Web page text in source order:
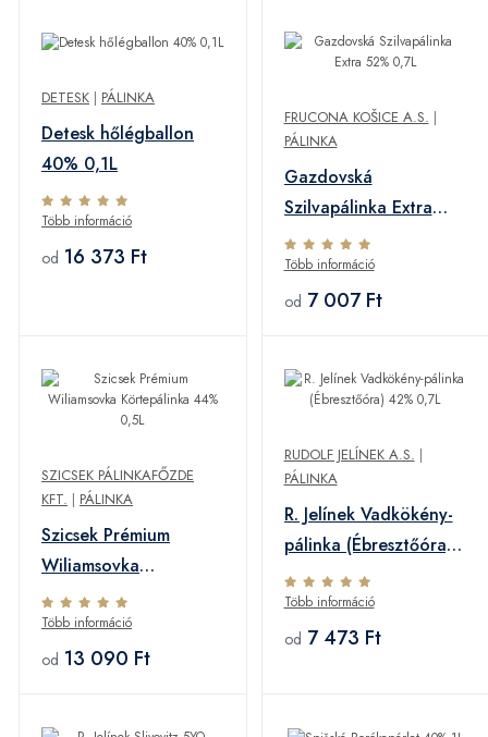
DETESK | PÁLINKA
Detesk hőlégballon
40% 0,1L
Több információ
od 16 373 Ft
FRUCONA KOŠICE A.S. |
PÁLINKA
Gazdovská
Szilvapálinka Extra
52% 0,7L
Több információ
od 7 007 Ft
SZICSEK PÁLINKAFŐZDE
KFT. | PÁLINKA
Szicsek Prémium
Wiliamsovka
Körtepálinka 44%
0,5L
Több információ
od 13 090 Ft
RUDOLF JELÍNEK A.S. |
PÁLINKA
R. Jelínek Vadkökény-
pálinka (Ébresztőóra)
42% 0,7L
Több információ
od 7 473 Ft